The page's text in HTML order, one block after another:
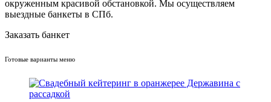
окруженным красивой обстановкой. Мы осуществляем
выездные банкеты в СПб.
Заказать банкет
Готовые варианты меню